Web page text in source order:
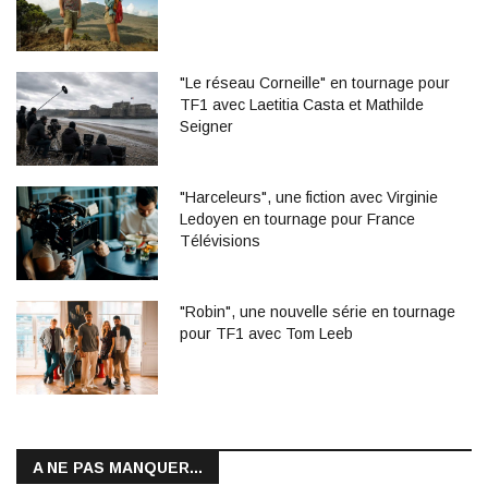
"Le réseau Corneille" en tournage pour
TF1 avec Laetitia Casta et Mathilde
Seigner
"Harceleurs", une fiction avec Virginie
Ledoyen en tournage pour France
Télévisions
"Robin", une nouvelle série en tournage
pour TF1 avec Tom Leeb
A NE PAS MANQUER...